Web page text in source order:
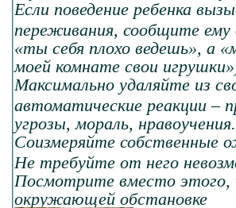
Если поведение ребенка
переживания, сообщите
«ты себя плохо ведешь», а
моей комнате свои
Максимально удаляйте из
автоматические реакции –
угрозы, мораль, нравоучения.
Соизмеряйте собственные
Не требуйте от него
Посмотрите вместо
окружающей обстановке